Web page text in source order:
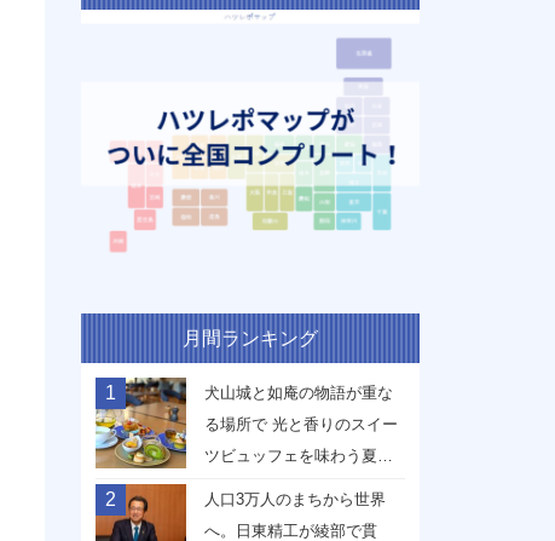
月間ランキング
1
犬山城と如庵の物語が重な
る場所で 光と香りのスイー
ツビュッフェを味わう夏
2
人口3万人のまちから世界
へ。日東精工が綾部で貫